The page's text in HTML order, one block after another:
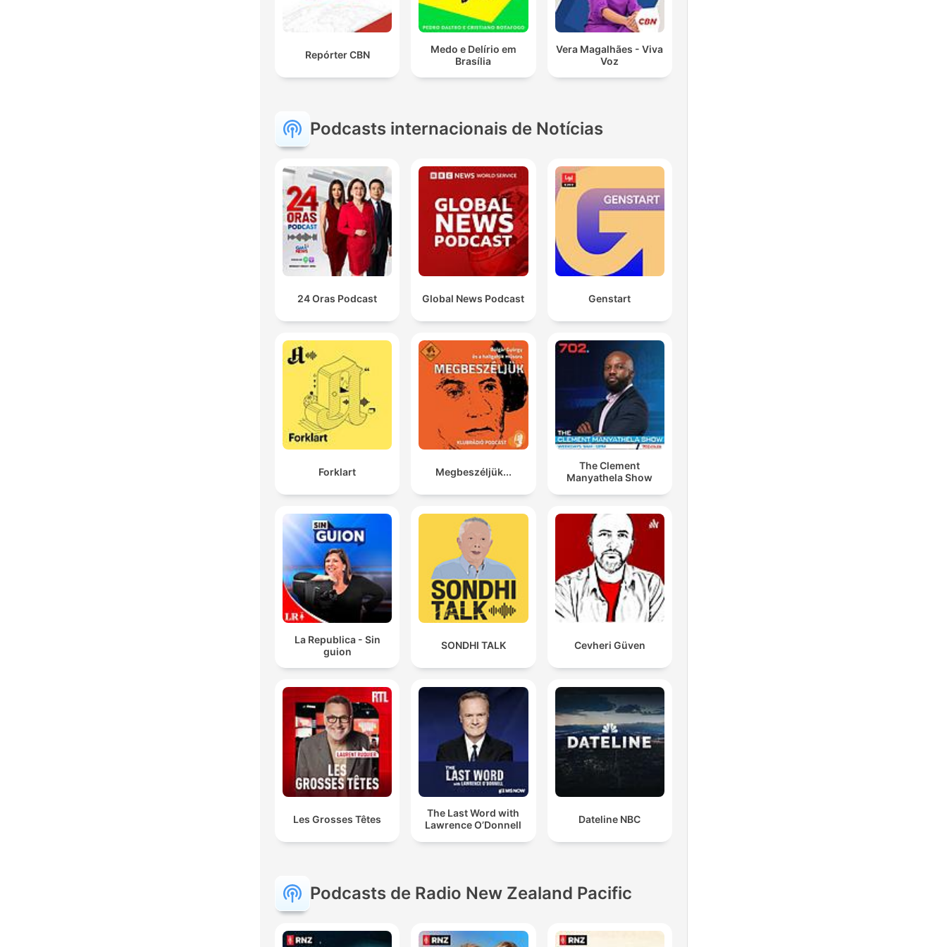
Repórter CBN
Medo e Delírio em
Brasília
Vera Magalhães - Viva
Voz
Podcasts internacionais de Notícias
24 Oras Podcast Global News Podcast Genstart
Forklart Megbeszéljük...
The Clement
Manyathela Show
La Republica - Sin
guion
SONDHI TALK Cevheri Güven
Les Grosses Têtes
The Last Word with
Lawrence O’Donnell
Dateline NBC
Podcasts de Radio New Zealand Pacific